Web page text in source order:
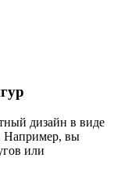
дизайн в виде
Например, вы
или